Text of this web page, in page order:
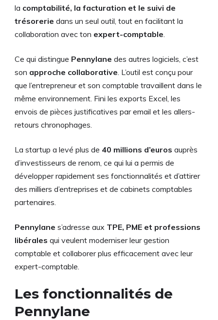
la comptabilité, la facturation et le suivi de
trésorerie dans un seul outil, tout en facilitant la
collaboration avec ton expert-comptable
Ce qui distingue Pennylane des autres logiciels, c’est
son approche collaborative . L’outil est conçu pour
que l’entrepreneur et son comptable travaillent dans le
même environnement. Fini les exports Excel, les
envois de pièces justificatives par email et les allers-
retours chronophages.
La startup a levé plus de 40 millions d’euros auprès
d’investisseurs de renom, ce qui lui a permis de
développer rapidement ses fonctionnalités et d’attirer
des milliers d’entreprises et de cabinets comptables
partenaires.
Pennylane s’adresse aux TPE, PME et professions
libérales qui veulent moderniser leur gestion
comptable et collaborer plus efficacement avec leur
expert-comptable.
Les fonctionnalités de
Pennylane